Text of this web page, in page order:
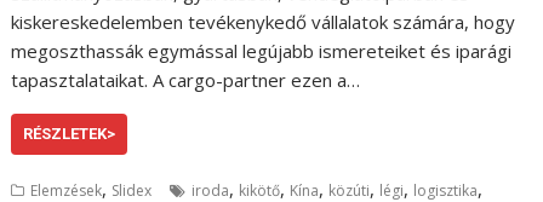
kiskereskedelemben tevékenykedő vállalatok számára, hogy
megoszthassák egymással legújabb ismereteiket és iparági
tapasztalataikat. A cargo-partner ezen a…
RÉSZLETEK>
Elemzések, Slidex iroda, kikötő, Kína, közúti, légi, logisztika,